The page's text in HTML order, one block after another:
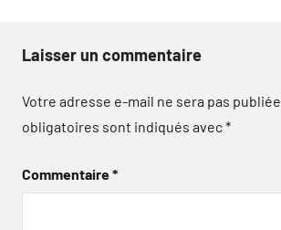
Laisser un commentaire
Votre adresse e-mail ne sera pas publiée.
obligatoires sont indiqués avec*
Commentaire*